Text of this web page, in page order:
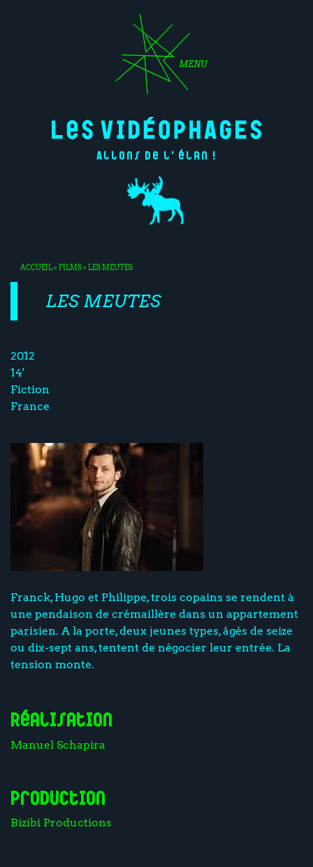
MENU
Allons de l'élan !
ACCUEIL< FILMS< LES MEUTES
LES MEUTES
2012
14'
Fiction
France
Franck, Hugo et Philippe, trois copains se rendent à
une pendaison de crémaillère dans un appartement
parisien. A la porte, deux jeunes types, âgés de seize
ou dix-sept ans, tentent de négocier leur entrée. La
tension monte.
Réalisation
Manuel Schapira
Production
Bizibi Productions